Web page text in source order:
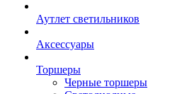
Аутлет светильников
Аксессуары
Торшеры
Черные торшеры